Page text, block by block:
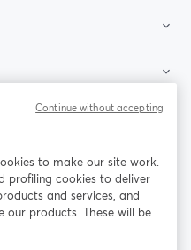
いタブで開く(Twitter)
YouTube
to make our site work.
profiling cookies to deliver
and services, and
products. These will be
Continue without accepting